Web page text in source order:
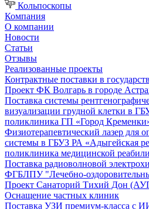
Кольпоскопы
Компания
О компании
Новости
Статьи
Отзывы
Реализованные проекты
Контрактные поставки в
Проект ФК Волгарь в городе
Поставка системы
визуализации грудной клетки в
поликлиника ГП «Город
Физиотерапевтический лазер для
системы в ГБУЗ РА «Адыгейская
поликлиника медицинской
Поставка радиоволновой
ФГБЛПУ "Лечебно-
Проект Санаторий Тихий Дон
Оснащение частных клиник
Поставка УЗИ премиум-класса с